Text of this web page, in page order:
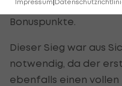
Innsbruckern und
Bonuspunkte.
Dieser Sieg war aus
notwendig, da der
ebenfalls einen vollen